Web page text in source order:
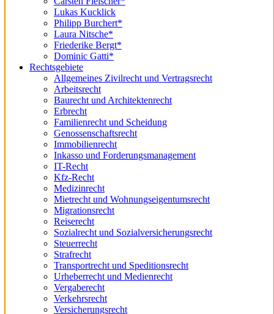
Lukas Kucklick
Philipp Burchert*
Laura Nitsche*
Friederike Bergt*
Dominic Gatti*
Rechtsgebiete
Allgemeines Zivilrecht und Vertragsrecht
Arbeitsrecht
Baurecht und Architektenrecht
Erbrecht
Familienrecht und Scheidung
Genossenschaftsrecht
Immobilienrecht
Inkasso und Forderungsmanagement
IT-Recht
Kfz-Recht
Medizinrecht
Mietrecht und Wohnungseigentumsrecht
Migrationsrecht
Reiserecht
Sozialrecht und Sozialversicherungsrecht
Steuerrecht
Strafrecht
Transportrecht und Speditionsrecht
Urheberrecht und Medienrecht
Vergaberecht
Verkehrsrecht
Versicherungsrecht